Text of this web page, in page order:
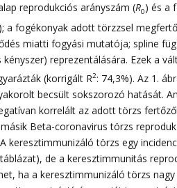
reprodukciós arányszám (R0) és a
a fogékonyak adott törzzsel
miatti fogyási mutatója; spline
kényszer) reprezentálására. Ezek a
(korrigált R2: 74,3%). Az 1.
becsült sokszorozó hatását.
korrelált az adott törzs
Beta-coronavirus törzs
keresztimmunizáló törzs egy
de a keresztimmunitás
ha a keresztimmunizáló törzs